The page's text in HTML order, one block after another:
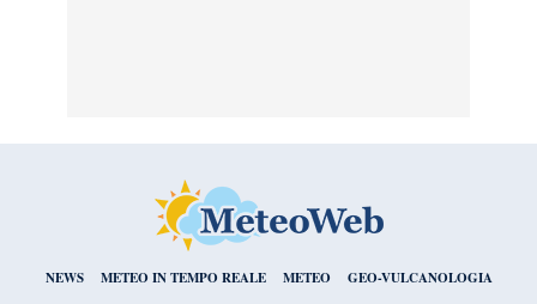
NEWS METEO IN TEMPO REALE METEO GEO-VULCANOLOGIA